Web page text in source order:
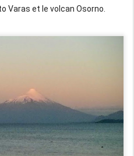
Varas et le volcan Osorno.